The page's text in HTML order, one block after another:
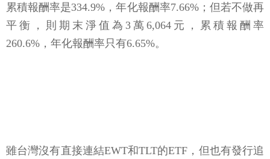
累積報酬率是334.9%，年化報酬率7.66%；但若不做再
平衡，則期末淨值為3萬6,064元，累積報酬率
260.6%，年化報酬率只有6.65%。
雖台灣沒有直接連結EWT和TLT的ETF，但也有發行追